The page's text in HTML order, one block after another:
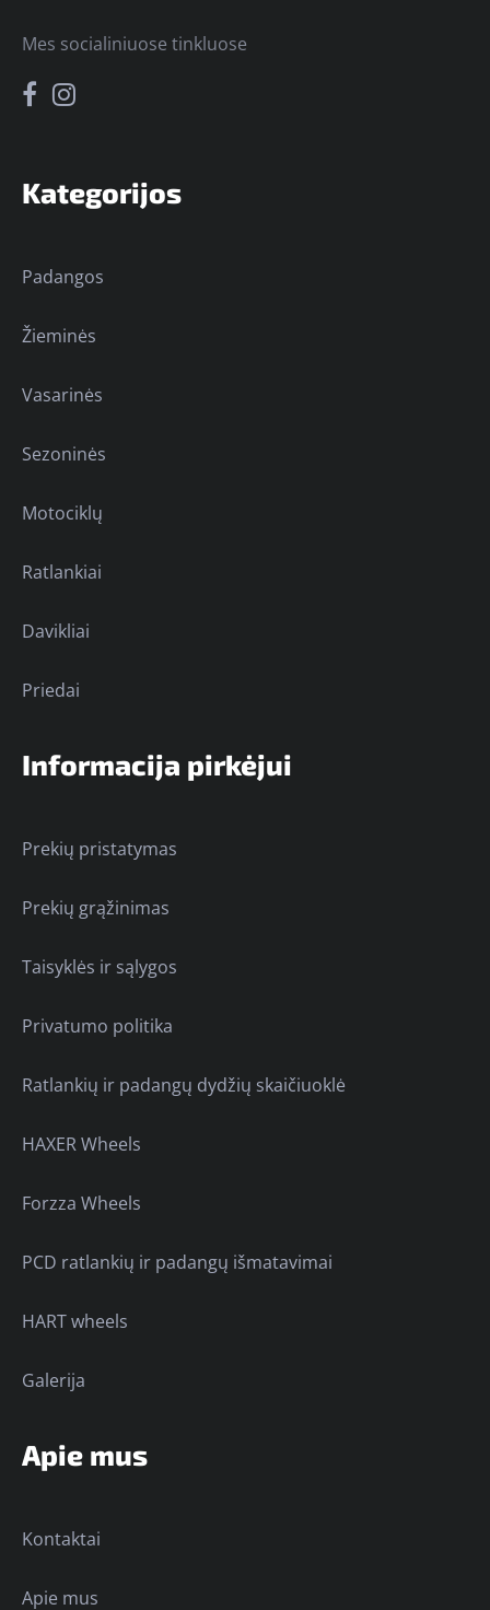
Kategorijos
Padangos
Žieminės
Vasarinės
Sezoninės
Motociklų
Ratlankiai
Davikliai
Priedai
Informacija pirkėjui
Prekių pristatymas
Prekių grąžinimas
Taisyklės ir sąlygos
Privatumo politika
Ratlankių ir padangų dydžių skaičiuoklė
HAXER Wheels
Forzza Wheels
PCD ratlankių ir padangų išmatavimai
HART wheels
Galerija
Apie mus
Kontaktai
Apie mus
Mes socialiniuose tinkluose